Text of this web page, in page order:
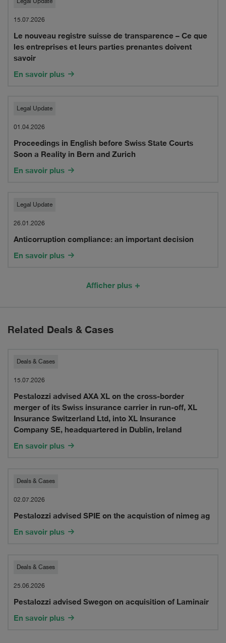
Le
nouveau
registre
suisse
de
–
Ce
que
les
et
leurs
parties
prenantes
Legal Update
15.07.2026
Le nouveau registre suisse de transparence – Ce que
les entreprises et leurs parties prenantes doivent
savoir
En savoir plus
Proceedings
in
English
before
State
Courts
Soon
a
and
Legal Update
01.04.2026
Proceedings in English before Swiss State Courts
Soon a Reality in Bern and Zurich
En savoir plus
Anticorruption
compliance:
an
important
Legal Update
26.01.2026
Anticorruption compliance: an important decision
En savoir plus
Afficher plus
Related Deals & Cases
Pestalozzi
advised
AXA
XL
on
merger
of
Swiss
insurance
carrier
in
Deals & Cases
15.07.2026
Pestalozzi advised AXA XL on the cross-border
merger of its Swiss insurance carrier in run-off, XL
Insurance Switzerland Ltd, into XL Insurance
Company SE, headquartered in Dublin, Ireland
En savoir plus
Pestalozzi
advised
SPIE
on
of
nimeg
Deals & Cases
02.07.2026
Pestalozzi advised SPIE on the acquistion of nimeg ag
En savoir plus
Pestalozzi
advised
Swegon
on
Deals & Cases
25.06.2026
Pestalozzi advised Swegon on acquisition of Laminair
En savoir plus